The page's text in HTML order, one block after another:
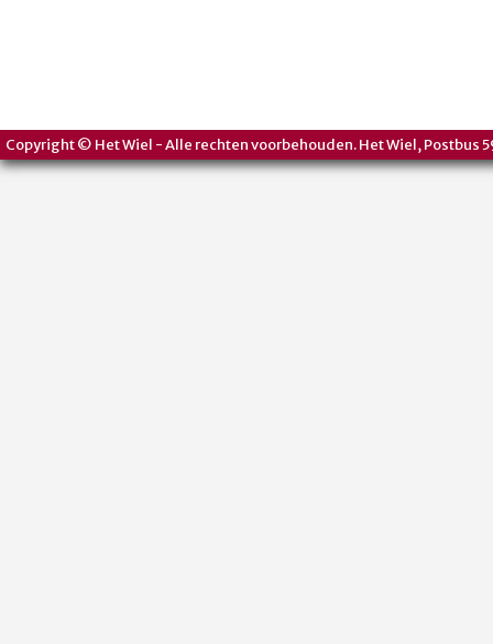
Copyright © Het Wiel - Alle rechten voorbehouden. Het Wiel, Postbus